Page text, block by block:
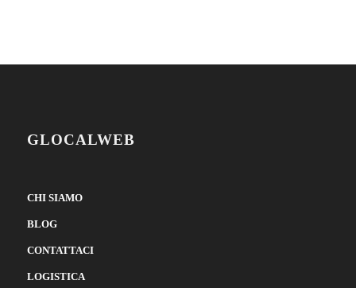
GLOCALWEB
CHI SIAMO
BLOG
CONTATTACI
LOGISTICA